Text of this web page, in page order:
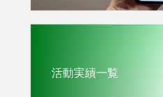
活動実績一覧